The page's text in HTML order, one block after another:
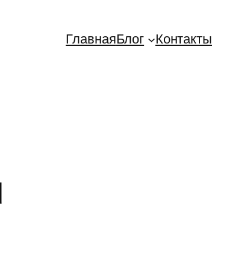
ГлавнаяБлог Контакты